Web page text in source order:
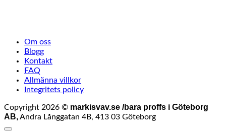
Om oss
Blogg
Kontakt
FAQ
Allmänna villkor
Integritets policy
Copyright 2026 © markisvav.se /bara proffs i Göteborg
AB,Andra Långgatan 4B, 413 03 Göteborg